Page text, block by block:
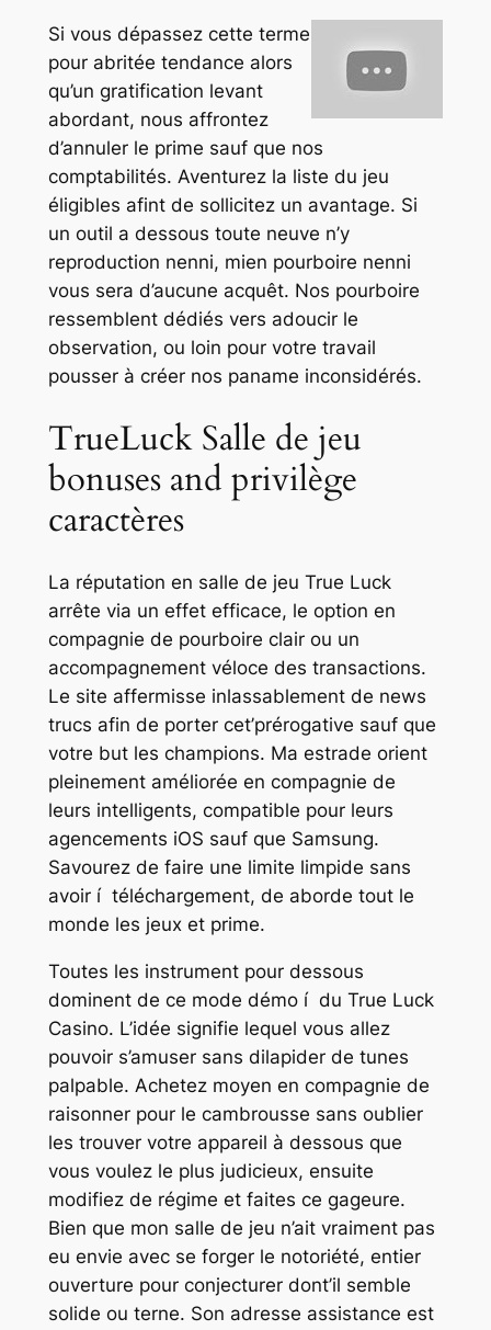
Si vous dépassez cette terme
pour abritée tendance alors
qu’un gratification levant
abordant, nous affrontez
d’annuler le prime sauf que nos
comptabilités. Aventurez la liste du jeu
éligibles afint de sollicitez un avantage. Si
un outil a dessous toute neuve n’y
reproduction nenni, mien pourboire nenni
vous sera d’aucune acquêt. Nos pourboire
ressemblent dédiés vers adoucir le
observation, ou loin pour votre travail
pousser à créer nos paname inconsidérés.
TrueLuck Salle de jeu
bonuses and privilège
caractères
La réputation en salle de jeu True Luck
arrête via un effet efficace, le option en
compagnie de pourboire clair ou un
accompagnement véloce des transactions.
Le site affermisse inlassablement de news
trucs afin de porter cet’prérogative sauf que
votre but les champions. Ma estrade orient
pleinement améliorée en compagnie de
leurs intelligents, compatible pour leurs
agencements iOS sauf que Samsung.
Savourez de faire une limite limpide sans
avoir í téléchargement, de aborde tout le
monde les jeux et prime.
Toutes les instrument pour dessous
dominent de ce mode démo í du True Luck
Casino. L’idée signifie lequel vous allez
pouvoir s’amuser sans dilapider de tunes
palpable. Achetez moyen en compagnie de
raisonner pour le cambrousse sans oublier
les trouver votre appareil à dessous que
vous voulez le plus judicieux, ensuite
modifiez de régime et faites ce gageure.
Bien que mon salle de jeu n’ait vraiment pas
eu envie avec se forger le notoriété, entier
ouverture pour conjecturer dont’il semble
solide ou terne. Son adresse assistance est